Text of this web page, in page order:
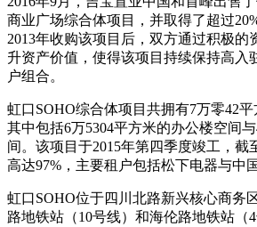
商业广场综合体项目，并取得了超过
2013年收购该项目后，双方通过积极的
升资产价值，使得该项目持续保持高入
户组合。
虹口SOHO综合体项目共拥有7万零42平
其中包括6万5304平方米的办公楼空间
间。该项目于2015年第四季度竣工，截
高达97%，主要租户包括松下电器与中
虹口SOHO位于四川北路新兴核心商务
路地铁站（10号线）和海伦路地铁站（